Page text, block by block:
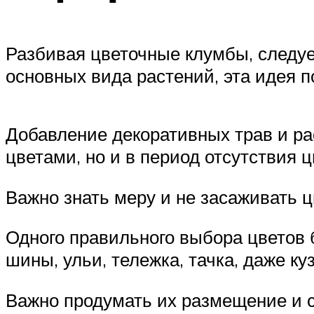
Разбивая цветочные клумбы,
основных вида растений, эта идея
Добавление декоративных трав и
цветами, но и в период отсутствия
Важно знать меру и не засаживать
Одного правильного выбора
шины, ульи, тележка, тачка, даже
Важно продумать их размещение и